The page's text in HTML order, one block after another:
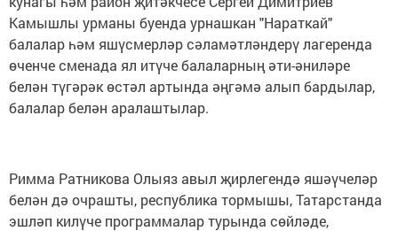
Камышлы урманы буенда урнашкан "Нараткай"
балалар һәм яшүсмерләр сәламәтләндерү лагеренда
өченче сменада ял итүче балаларның әти-әниләре
белән түгәрәк өстәл артында әңгәмә алып бардылар,
балалар белән аралаштылар.
Римма Ратникова Олыяз авыл җирлегендә яшәүчеләр
белән дә очрашты, республика тормышы, Татарстанда
эшләп килүче программалар турында сөйләде,